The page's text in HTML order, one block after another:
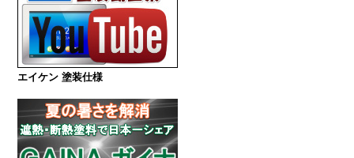
エイケン 塗装仕様